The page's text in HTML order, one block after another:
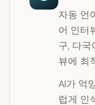
자동 언
어 인터
구, 다국
뷰에 최
AI가 억
럽게 인